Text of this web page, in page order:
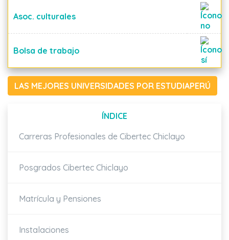
Asoc. culturales
Bolsa de trabajo
LAS MEJORES UNIVERSIDADES POR ESTUDIAPERÚ
ÍNDICE
Carreras Profesionales de Cibertec Chiclayo
Posgrados Cibertec Chiclayo
Matrícula y Pensiones
Instalaciones